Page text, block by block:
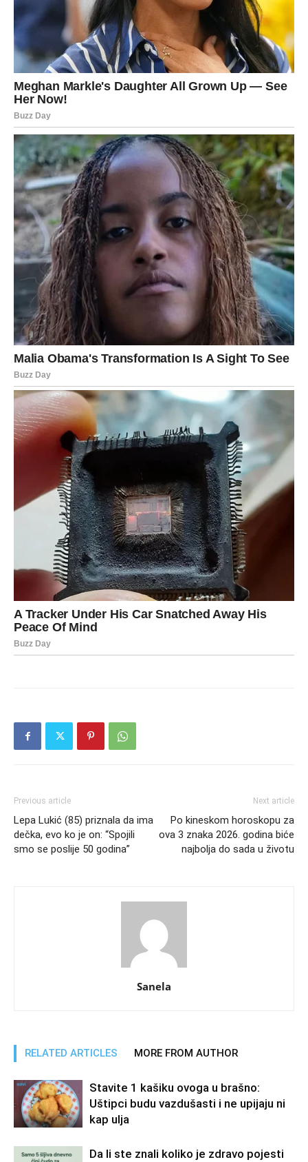
Previous article
Lepa Lukić (85) priznala da ima
dečka, evo ko je on: “Spojili
smo se poslije 50 godina”
Next article
Po kineskom horoskopu za
ova 3 znaka 2026. godina biće
najbolja do sada u životu
Sanela
RELATED ARTICLES MORE FROM AUTHOR
Stavite 1 kašiku ovoga u brašno:
Uštipci budu vazdušasti i ne upijaju ni
kap ulja
Da li ste znali koliko je zdravo pojesti